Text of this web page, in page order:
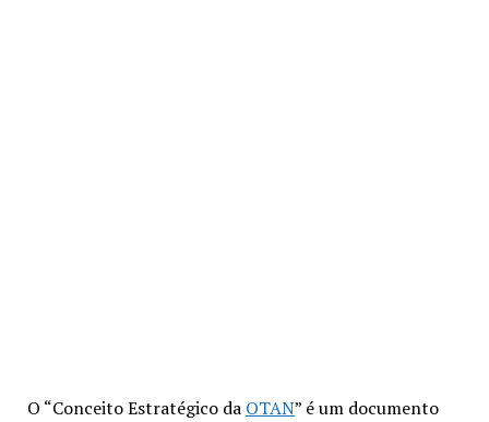
O “Conceito Estratégico da OTAN” é um documento